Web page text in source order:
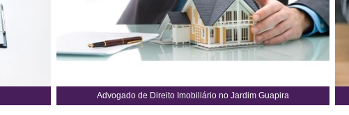
Advogado de Direito Imobiliário no Jardim Guapira